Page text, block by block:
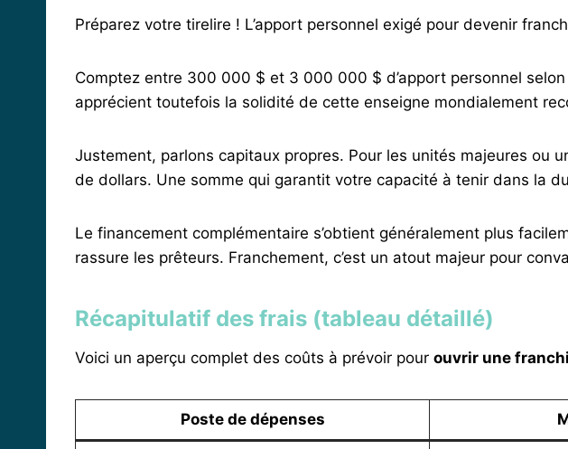
Préparez votre tirelire ! L’apport personnel exigé pour devenir
Comptez entre 300 000 $ et 3 000 000 $ d’apport personnel
apprécient toutefois la solidité de cette enseigne mondialement
Justement, parlons capitaux propres. Pour les unités majeures ou
de dollars. Une somme qui garantit votre capacité à tenir dans la
Le financement complémentaire s’obtient généralement plus
rassure les prêteurs. Franchement, c’est un atout majeur pour
Récapitulatif des frais (tableau détaillé)
Voici un aperçu complet des coûts à prévoir pour ouvrir une
Poste de dépenses